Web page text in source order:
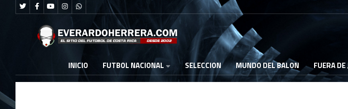
INICIO FUTBOL NACIONAL SELECCION MUNDO DEL BALON FUERA DE